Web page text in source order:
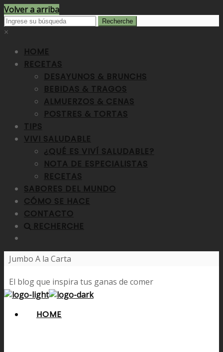
Volver a arriba
×
HOME
RECETAS
DESAYUNOS & BRUNCHS
BEBIDAS & TRAGOS
ALMUERZOS & CENAS
POSTRES & TORTAS
TIPS
VIVI SALUDABLE
¿QUÉ ES VIVÍ SALUDABLE?
NOTA DE ESPECIALISTAS
RECETAS
SABORES DEL MUNDO
CÓMO SE HACE
CONTACTO
RECHERCHE
Jumbo A la Carta
El blog que inspira tus ganas de comer
HOME